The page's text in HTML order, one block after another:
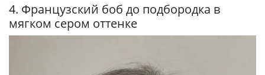
4. Французский боб до подбородка в
мягком сером оттенке